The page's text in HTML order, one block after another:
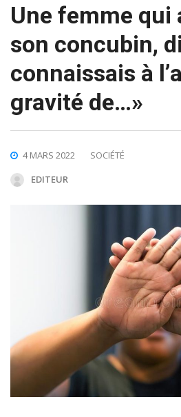
Une femme qui
son concubin,
connaissais à
gravité de…»
4 MARS 2022
SOCIÉTÉ
EDITEUR